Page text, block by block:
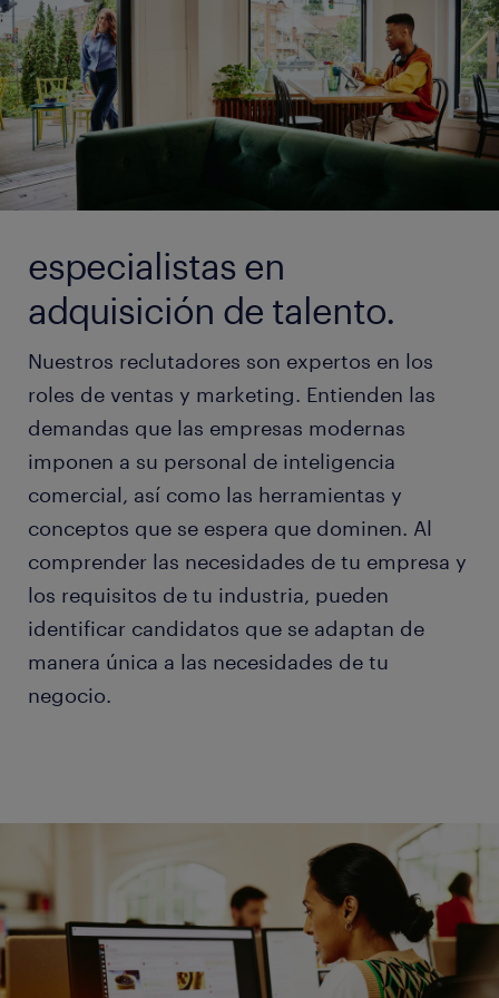
especialistas en
adquisición de talento.
Nuestros reclutadores son expertos en los
roles de ventas y marketing. Entienden las
demandas que las empresas modernas
imponen a su personal de inteligencia
comercial, así como las herramientas y
conceptos que se espera que dominen. Al
comprender las necesidades de tu empresa y
los requisitos de tu industria, pueden
identificar candidatos que se adaptan de
manera única a las necesidades de tu
negocio.